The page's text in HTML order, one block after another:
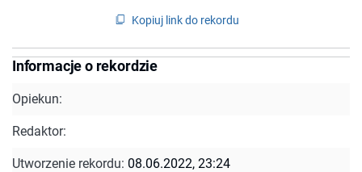
Kopiuj link do rekordu
Informacje o rekordzie
Opiekun:
Redaktor:
Utworzenie rekordu: 08.06.2022, 23:24